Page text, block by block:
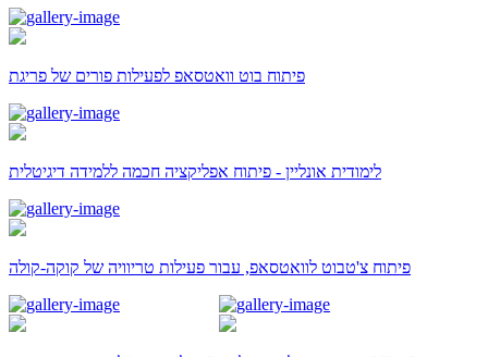
פיתוח בוט וואטסאפ לפעילות פורים של פריגת
לימודית אונליין - פיתוח אפליקציה חכמה ללמידה דיגיטלית
פיתוח צ'טבוט לוואטסאפ, עבור פעילות טריוויה של קוקה-קולה